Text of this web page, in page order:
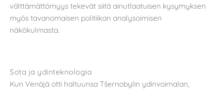
välttämättömyys tekevät siitä ainutlaatuisen kysymyksen
myös tavanomaisen politiikan analysoimisen
näkökulmasta.
Sota ja ydinteknologia
Kun Venäjä otti haltuunsa Tšernobylin ydinvoimalan,